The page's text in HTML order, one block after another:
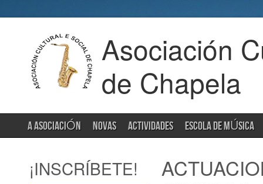
Asociación
de Chapela
A ASOCIACIÓN NOVAS ACTIVIDADES ESCOLA DE MÚSICA
¡INSCRÍBETE!